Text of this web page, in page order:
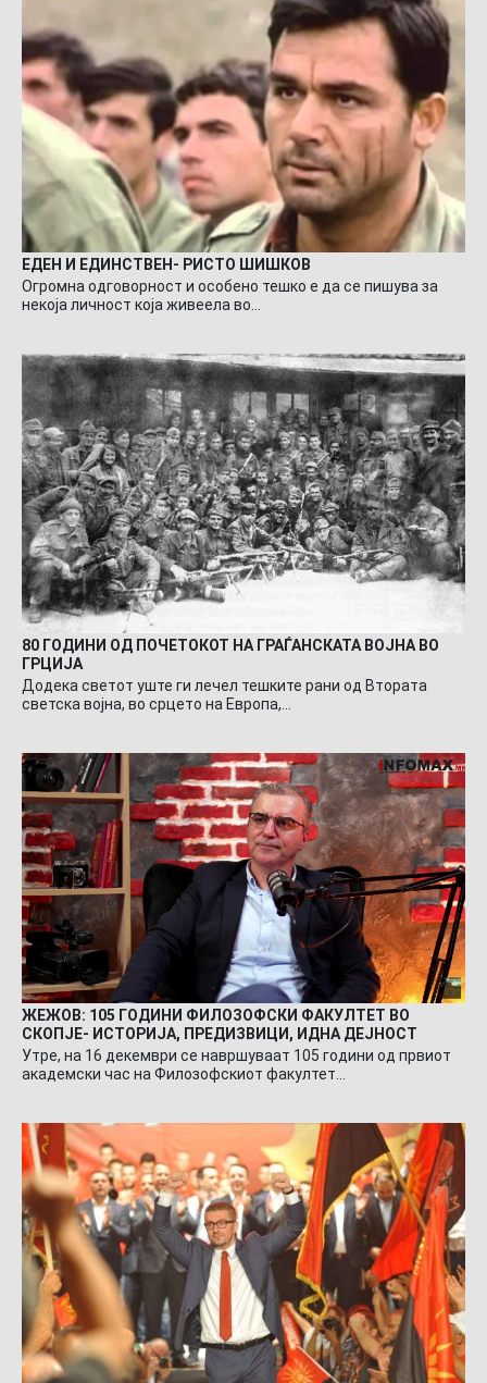
ЕДЕН И ЕДИНСТВЕН- РИСТО ШИШКОВ
Огромна одговорност и особено тешко е да се пишува за
некоја личност која живеела во…
80 ГОДИНИ ОД ПОЧЕТОКОТ НА ГРАЃАНСКАТА ВОЈНА ВО
ГРЦИЈА
Додека светот уште ги лечел тешките рани од Втората
светска војна, во срцето на Европа,…
ЖЕЖОВ: 105 ГОДИНИ ФИЛОЗОФСКИ ФАКУЛТЕТ ВО
СКОПЈЕ- ИСТОРИЈА, ПРЕДИЗВИЦИ, ИДНА ДЕЈНОСТ
Утре, на 16 декември се навршуваат 105 години од првиот
академски час на Филозофскиот факултет…